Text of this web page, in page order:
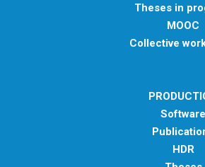
Theses in
MOOC
Collective
Software
HDR